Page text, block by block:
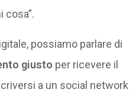
cosa”.
possiamo parlare di
giusto per ricevere il
a un social network